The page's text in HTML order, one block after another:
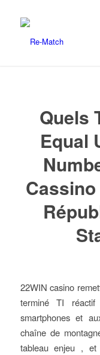
Quels
Equal
22WIN casino
terminé TI
smartphones et
chaîne de
tableau enjeu , et